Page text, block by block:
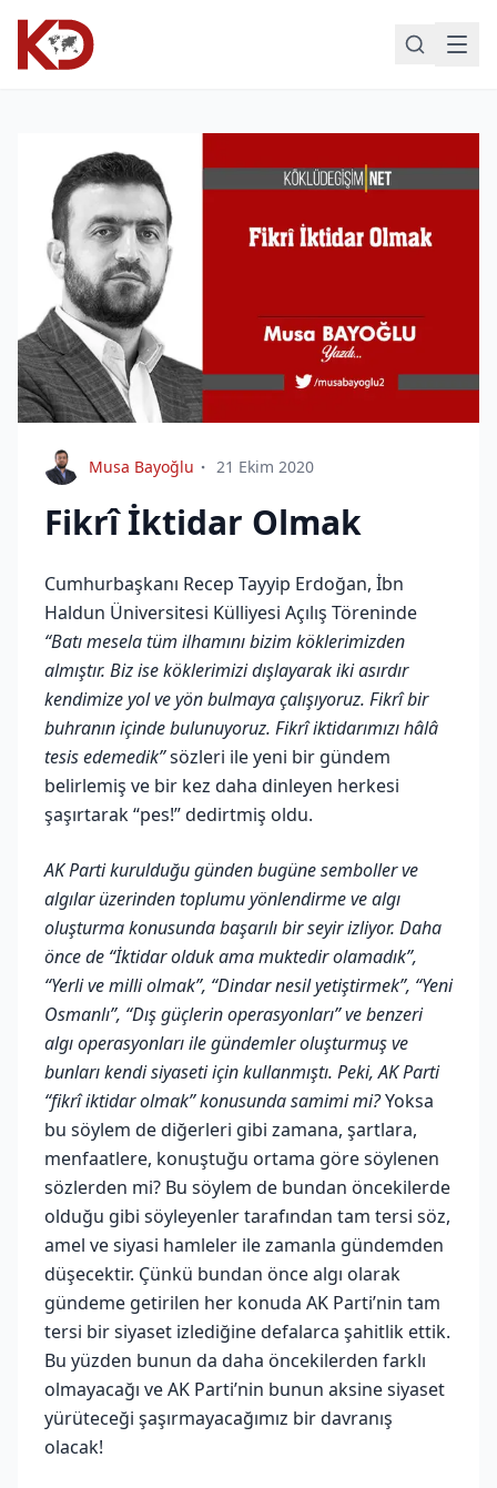
Musa Bayoğlu 21 Ekim 2020
Fikrî İktidar Olmak
Cumhurbaşkanı Recep Tayyip Erdoğan, İbn
Haldun Üniversitesi Külliyesi Açılış Töreninde
“Batı mesela tüm ilhamını bizim köklerimizden
almıştır. Biz ise köklerimizi dışlayarak iki asırdır
kendimize yol ve yön bulmaya çalışıyoruz. Fikrî bir
buhranın içinde bulunuyoruz. Fikrî iktidarımızı hâlâ
tesis edemedik”sözleri ile yeni bir gündem
belirlemiş ve bir kez daha dinleyen herkesi
şaşırtarak “pes!” dedirtmiş oldu.
AK Parti kurulduğu günden bugüne semboller ve
algılar üzerinden toplumu yönlendirme ve algı
oluşturma konusunda başarılı bir seyir izliyor. Daha
önce de “İktidar olduk ama muktedir olamadık”,
“Yerli ve milli olmak”, “Dindar nesil yetiştirmek”, “Yeni
Osmanlı”, “Dış güçlerin operasyonları” ve benzeri
algı operasyonları ile gündemler oluşturmuş ve
bunları kendi siyaseti için kullanmıştı. Peki, AK Parti
“fikrî iktidar olmak” konusunda samimi mi?Yoksa
bu söylem de diğerleri gibi zamana, şartlara,
menfaatlere, konuştuğu ortama göre söylenen
sözlerden mi? Bu söylem de bundan öncekilerde
olduğu gibi söyleyenler tarafından tam tersi söz,
amel ve siyasi hamleler ile zamanla gündemden
düşecektir. Çünkü bundan önce algı olarak
gündeme getirilen her konuda AK Parti’nin tam
tersi bir siyaset izlediğine defalarca şahitlik ettik.
Bu yüzden bunun da daha öncekilerden farklı
olmayacağı ve AK Parti’nin bunun aksine siyaset
yürüteceği şaşırmayacağımız bir davranış
olacak!